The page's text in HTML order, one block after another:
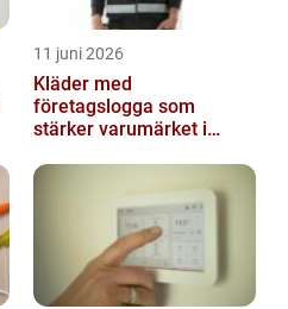
11 juni 2026
Kläder med
företagslogga som
stärker varumärket i